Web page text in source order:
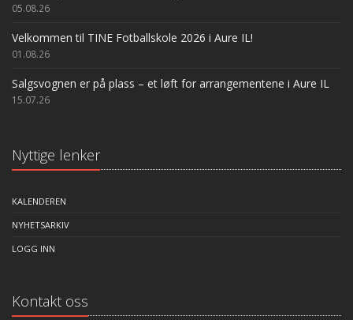
05.08.26
Velkommen til TINE Fotballskole 2026 i Aure IL!
01.08.26
Salgsvognen er på plass – et løft for arrangementene i Aure IL
15.07.26
Nyttige lenker
KALENDEREN
NYHETSARKIV
LOGG INN
Kontakt oss